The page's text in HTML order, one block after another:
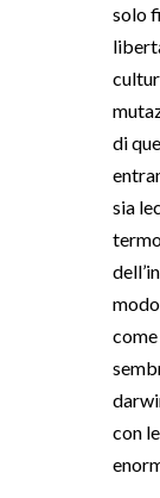
solo
di
sia
con